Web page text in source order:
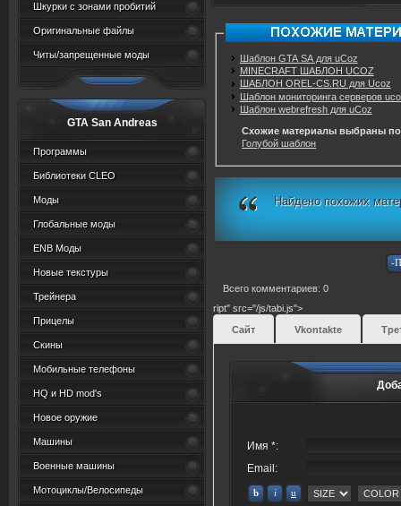
Шкурки с зонами пробитий
Оригинальные файлы
Читы/запрещенные моды
GTA San Andreas
Программы
Библиотеки CLEO
Моды
Глобальные моды
ENB Моды
Новые текстуры
Трейнера
Прицелы
Скины
Мобильные телефоны
HQ и HD mod's
Новое оружие
Машины
Военные машины
Мотоциклы/Велосипеды
Шаблон GTA SA для uCoz
MINECRAFT ШАБЛОН UCOZ
ШАБЛОН OREL-CS.RU для Ucoz
Шаблон мониторинга серверов
Шаблон webrefresh для uCoz
Схожие материалы выбраны по
Голубой шаблон
Найдено похожих
Всего комментариев: 0
ript" src="/js/tabi.js">
Сайт
Vkontakte
Имя *:
Email: